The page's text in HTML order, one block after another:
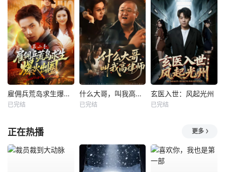
雇佣兵荒岛求生爆火出圈第二季
已完结
什么大哥，叫我高律师
已完结
玄医入世：风起光州
已完结
正在热播 更多